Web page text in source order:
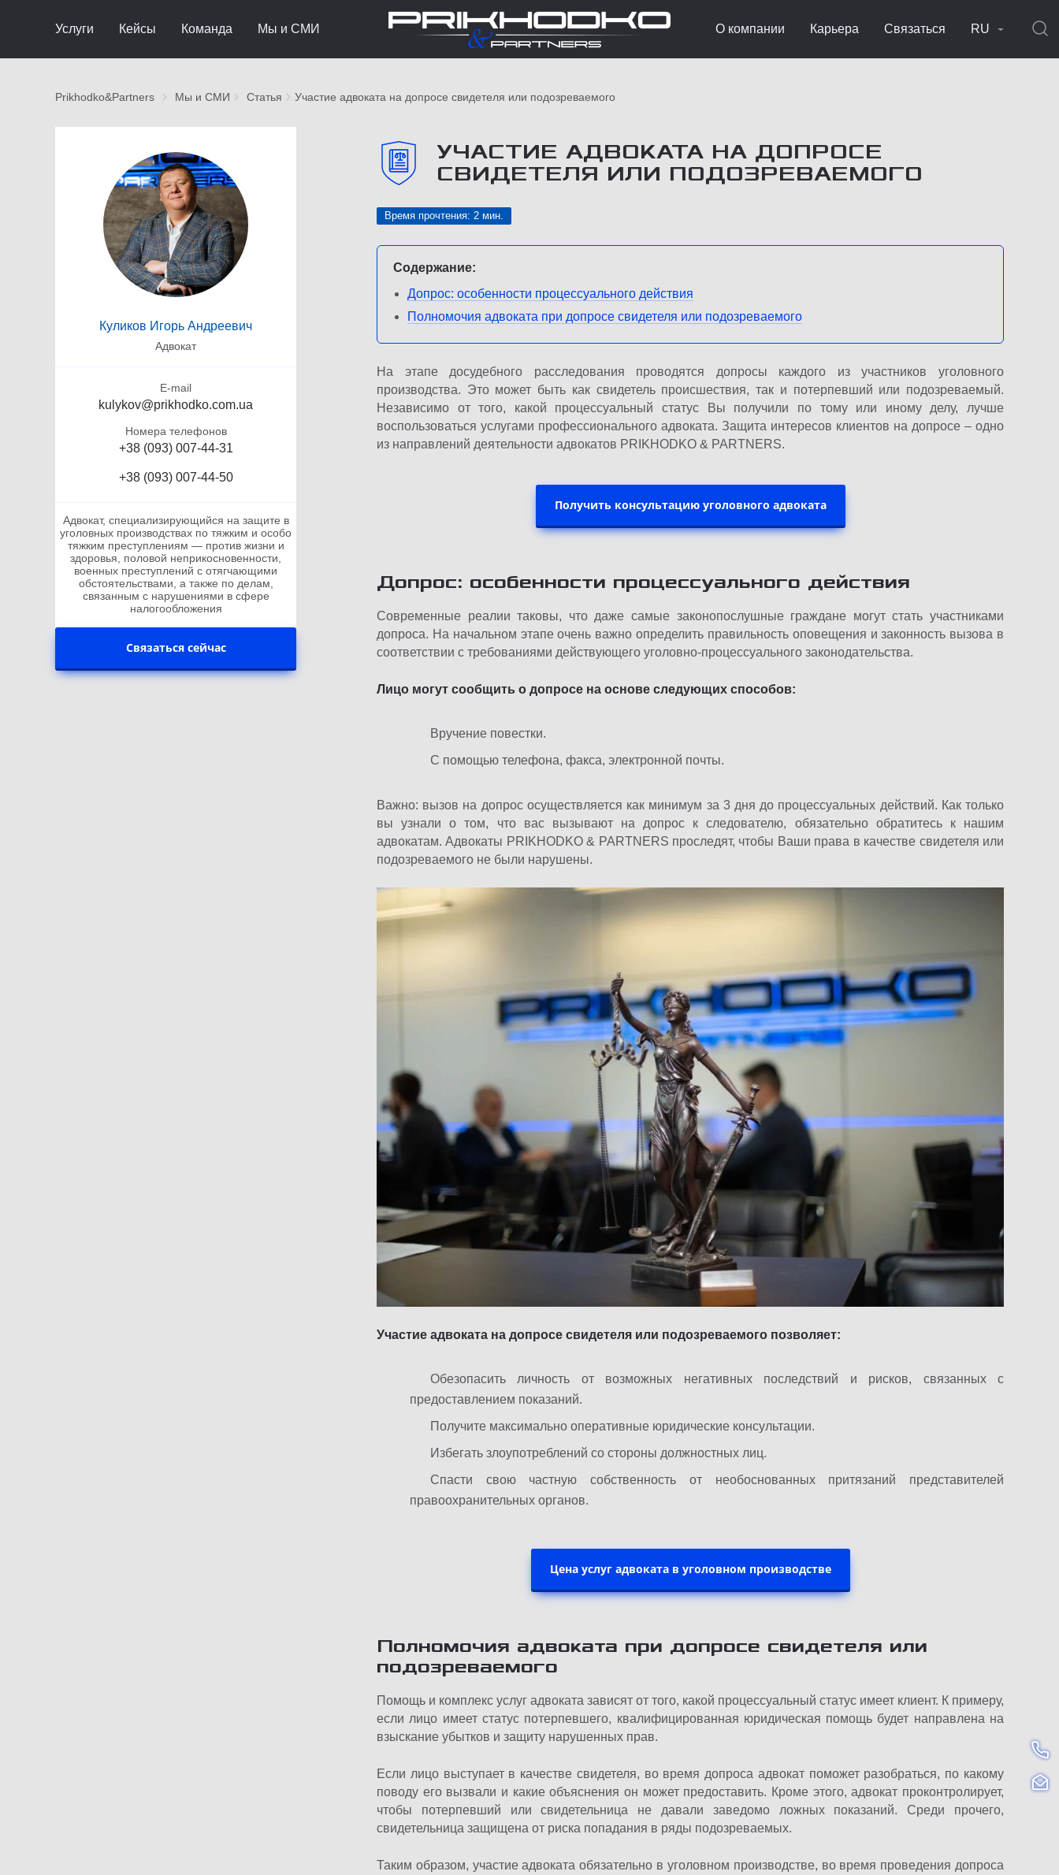
Услуги Кейсы Команда Мы и СМИ О компании Карьера Связаться RU
Prikhodko&Partners Мы и СМИ Статья Участие адвоката на допросе свидетеля или подозреваемого
Куликов Игорь Андреевич
Адвокат
E-mail
kulykov@prikhodko.com.ua
Номера телефонов
+38 (093) 007-44-31
+38 (093) 007-44-50
Адвокат, специализирующийся на защите в
уголовных производствах по тяжким и особо
тяжким преступлениям — против жизни и
здоровья, половой неприкосновенности,
военных преступлений с отягчающими
обстоятельствами, а также по делам,
связанным с нарушениями в сфере
налогообложения
Связаться сейчас
УЧАСТИЕ АДВОКАТА НА ДОПРОСЕ
СВИДЕТЕЛЯ ИЛИ ПОДОЗРЕВАЕМОГО
Время прочтения: 2 мин.
Содержание:
Допрос: особенности процессуального действия
Полномочия адвоката при допросе свидетеля или подозреваемого
На этапе досудебного расследования проводятся допросы каждого из участников уголовного
производства. Это может быть как свидетель происшествия, так и потерпевший или подозреваемый.
Независимо от того, какой процессуальный статус Вы получили по тому или иному делу, лучше
воспользоваться услугами профессионального адвоката. Защита интересов клиентов на допросе – одно
из направлений деятельности адвокатов PRIKHODKO & PARTNERS.
Получить консультацию уголовного адвоката
Допрос: особенности процессуального действия
Современные реалии таковы, что даже самые законопослушные граждане могут стать участниками
допроса. На начальном этапе очень важно определить правильность оповещения и законность вызова в
соответствии с требованиями действующего уголовно-процессуального законодательства.
Лицо могут сообщить о допросе на основе следующих способов:
Вручение повестки.
С помощью телефона, факса, электронной почты.
Важно: вызов на допрос осуществляется как минимум за 3 дня до процессуальных действий. Как только
вы узнали о том, что вас вызывают на допрос к следователю, обязательно обратитесь к нашим
адвокатам. Адвокаты PRIKHODKO & PARTNERS проследят, чтобы Ваши права в качестве свидетеля или
подозреваемого не были нарушены.
Участие адвоката на допросе свидетеля или подозреваемого позволяет:
Обезопасить личность от возможных негативных последствий и рисков, связанных с
предоставлением показаний.
Получите максимально оперативные юридические консультации.
Избегать злоупотреблений со стороны должностных лиц.
Спасти свою частную собственность от необоснованных притязаний представителей
правоохранительных органов.
Цена услуг адвоката в уголовном производстве
Полномочия адвоката при допросе свидетеля или
подозреваемого
Помощь и комплекс услуг адвоката зависят от того, какой процессуальный статус имеет клиент. К примеру,
если лицо имеет статус потерпевшего, квалифицированная юридическая помощь будет направлена на
взыскание убытков и защиту нарушенных прав.
Если лицо выступает в качестве свидетеля, во время допроса адвокат поможет разобраться, по какому
поводу его вызвали и какие объяснения он может предоставить. Кроме этого, адвокат проконтролирует,
чтобы потерпевший или свидетельница не давали заведомо ложных показаний. Среди прочего,
свидетельница защищена от риска попадания в ряды подозреваемых.
Таким образом, участие адвоката обязательно в уголовном производстве, во время проведения допроса